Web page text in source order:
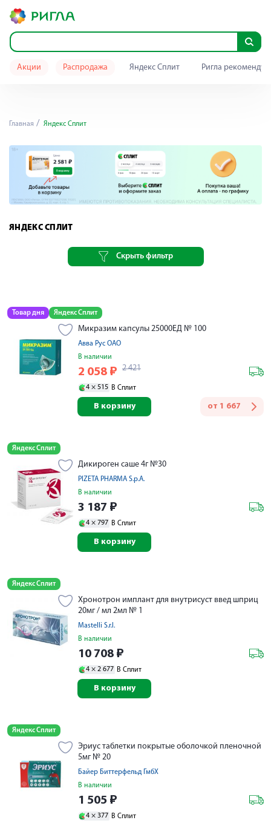
Акции Распродажа Яндекс Сплит Ригла
Главная Яндекс Сплит
ЯНДЕКС СПЛИТ
Скрыть фильтр
Товар дня Яндекс Сплит
Микразим капсулы 25000ЕД № 100
Авва Рус ОАО
В наличии
2 058 ₽ 2 421
4 × 515 В Сплит
от 1 667
В корзину
Яндекс Сплит
Дикироген саше 4г №30
PIZETA PHARMA S.p.A.
В наличии
3 187 ₽
4 × 797 В Сплит
В корзину
Яндекс Сплит
Хронотрон имплант для внутрисуст введ шприц
20мг / мл 2мл № 1
Mastelli S.r.l.
В наличии
10 708 ₽
4 × 2 677 В Сплит
В корзину
Яндекс Сплит
Эриус таблетки покрытые оболочкой пленочной
5мг № 20
Байер Биттерфельд ГмбХ
В наличии
1 505 ₽
4 × 377 В Сплит